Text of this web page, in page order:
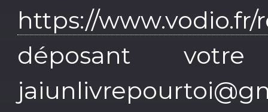
https://
déposant